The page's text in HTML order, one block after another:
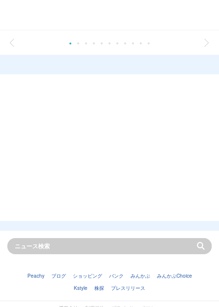
Peachy ブログ ショッピング バンク みんかぶ
みんかぶChoice
Kstyle
株探 プレスリリース